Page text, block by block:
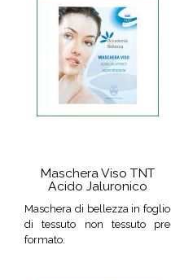
Maschera Viso TNT
Acido Jaluronico
Maschera di bellezza in foglio
di tessuto non tessuto pre
formato.